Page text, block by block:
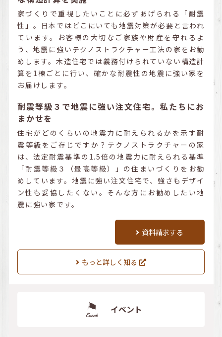
家づくりで重視したいことに必ずあげられる「耐震
性」。日本ではどこにいても地震対策が必要と言われ
ています。お客様の大切なご家族や財産を守れるよ
う、地震に強いテクノストラクチャー工法の家をお勧
めします。木造住宅では義務付けられていない構造計
算を1棟ごとに行い、確かな耐震性の地震に強い家を
お届けします。
耐震等級３で地震に強い注文住宅。私たちにお
まかせを
住宅がどのくらいの地震力に耐えられるかを示す耐
震等級をご存じですか？テクノストラクチャーの家
は、法定耐震基準の1.5倍の地震力に耐えられる基準
「耐震等級３（最高等級）」の住まいづくりをお勧
めしています。地震に強い注文住宅で、強さもデザイ
ン性も妥協したくない。そんな方にお勧めしたい地
震に強い家です。
資料請求する
もっと詳しく知る
イベント